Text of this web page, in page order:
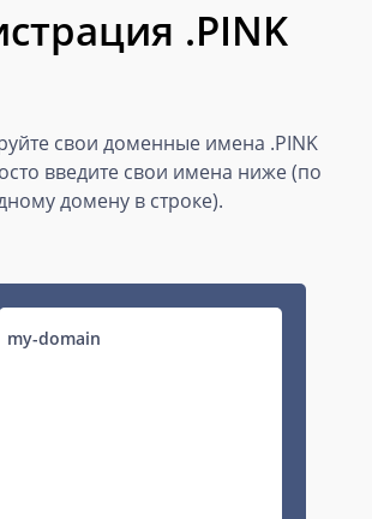
.PINK
свои доменные имена .PINK
введите свои имена ниже (по
домену в строке).